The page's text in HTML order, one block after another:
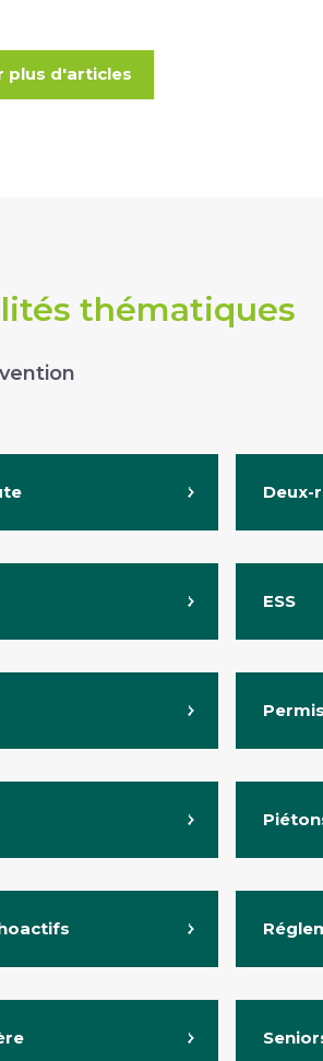
plus d'articles
thématiques
Deux-
ESS